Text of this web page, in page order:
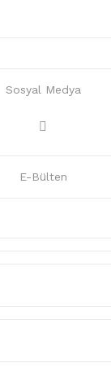
Sosyal Medya
E-Bülten